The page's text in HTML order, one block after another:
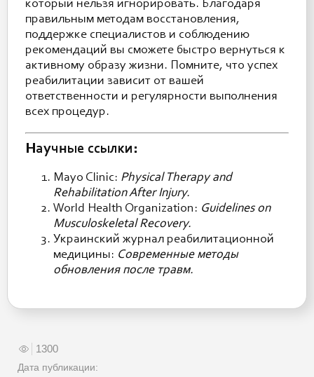
который нельзя игнорировать. Благодаря
правильным методам восстановления,
поддержке специалистов и соблюдению
рекомендаций вы сможете быстро вернуться к
активному образу жизни. Помните, что успех
реабилитации зависит от вашей
ответственности и регулярности выполнения
всех процедур.
Научные ссылки:
Mayo Clinic: Physical Therapy and
Rehabilitation After Injury.
World Health Organization: Guidelines on
Musculoskeletal Recovery.
Украинский журнал реабилитационной
медицины: Современные методы
обновления после травм.
1300
Дата публикации: